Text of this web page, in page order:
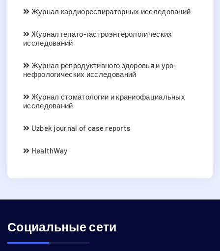
Журнал кардиореспираторных исследований
Журнал гепато-гастроэнтерологических
исследований
Журнал репродуктивного здоровья и уро-
нефрологических исследований
Журнал стоматологии и краниофациальных
исследований
Uzbek journal of case reports
HealthWay
Социальные сети